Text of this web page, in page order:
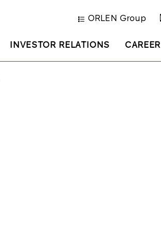
INVESTOR RELATIONS CAREER
ORLEN Group